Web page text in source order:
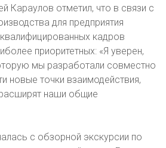
Караулов отметил, что в связи с
для предприятия
кадров
приоритетных: «Я уверен,
мы разработали совместно
новые точки взаимодействия,
наши общие
с обзорной экскурсии по